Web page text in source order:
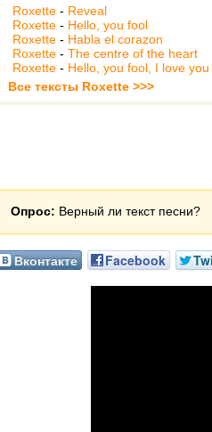
Roxette - Reveal
Roxette - Hello, you fool
Roxette - Habla el corazon
Roxette - The centre of the heart
Roxette - Hello, you fool, I love you
Все тексты Roxette >>>
Опрос: Верный ли текст песни?
Вконтакте Facebook